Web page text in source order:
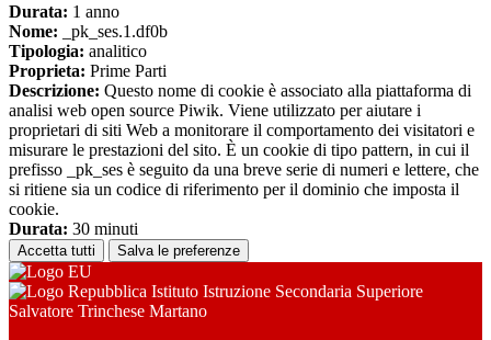
Durata: 1 anno
Nome: _pk_ses.1.df0b
Tipologia: analitico
Proprieta: Prime Parti
Descrizione: Questo nome di cookie è associato alla piattaforma di
analisi web open source Piwik. Viene utilizzato per aiutare i
proprietari di siti Web a monitorare il comportamento dei visitatori e
misurare le prestazioni del sito. È un cookie di tipo pattern, in cui il
prefisso _pk_ses è seguito da una breve serie di numeri e lettere, che
si ritiene sia un codice di riferimento per il dominio che imposta il
cookie.
Durata: 30 minuti
Accetta tutti Salva le preferenze
Istituto Istruzione Secondaria Superiore
Salvatore Trinchese Martano